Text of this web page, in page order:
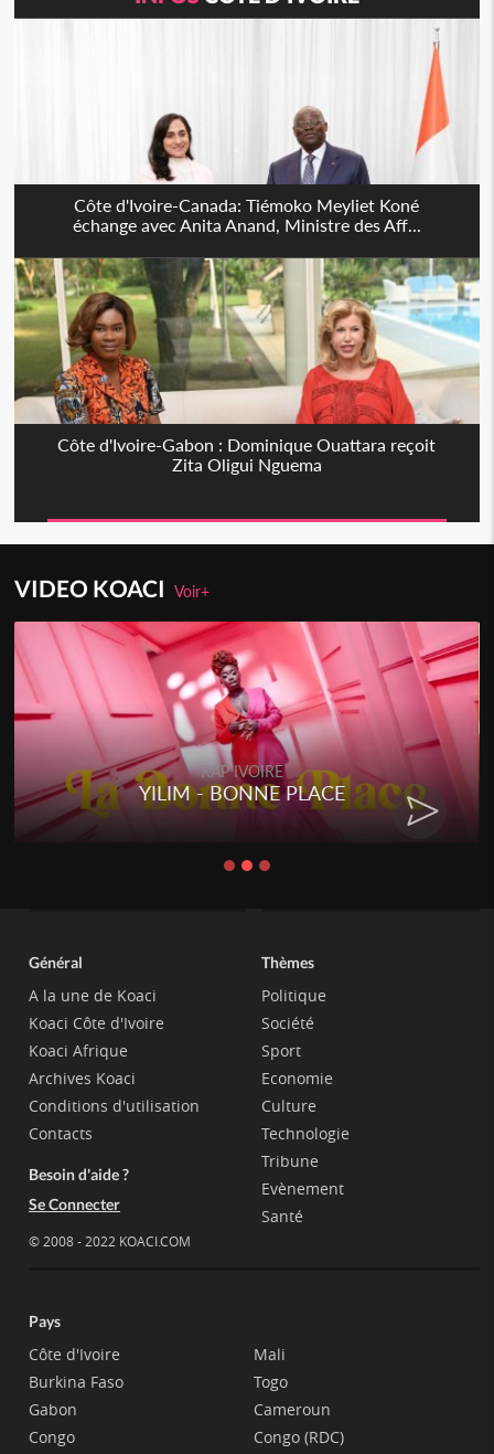
Côte d'Ivoire-Canada: Tiémoko Meyliet Koné
échange avec Anita Anand, Ministre des Aff...
Côte d'Ivoire-Gabon : Dominique Ouattara reçoit
Zita Oligui Nguema
VIDEO KOACIVoir+
RAP IVOIRE
RENARD BARAKISSA - DOS DE
CHAT
Général
A la une de Koaci
Koaci Côte d'Ivoire
Koaci Afrique
Archives Koaci
Conditions d'utilisation
Contacts
Besoin d'aide ?
Se Connecter
© 2008 - 2022 KOACI.COM
Thèmes
Politique
Société
Sport
Economie
Culture
Technologie
Tribune
Evènement
Santé
Pays
Côte d'Ivoire
Burkina Faso
Gabon
Congo
Mali
Togo
Cameroun
Congo (RDC)